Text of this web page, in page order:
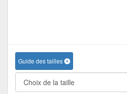
Guide des tailles